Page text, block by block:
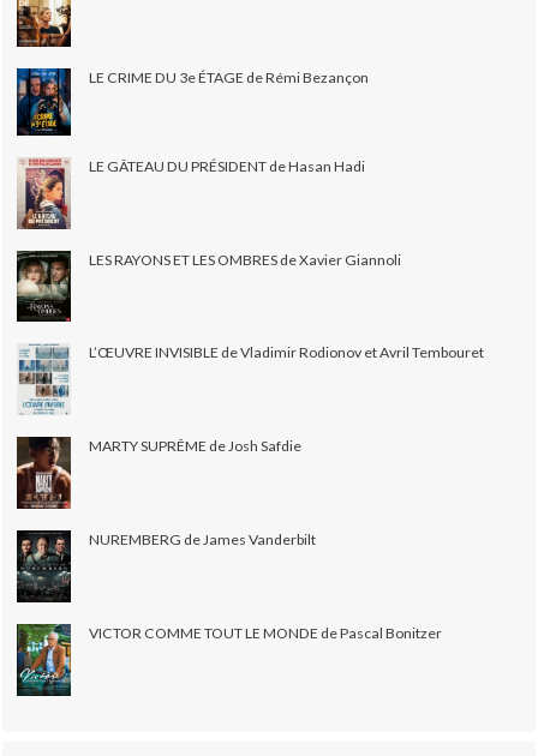
LE CRIME DU 3e ÉTAGE de Rémi Bezançon
LE GÂTEAU DU PRÉSIDENT de Hasan Hadi
LES RAYONS ET LES OMBRES de Xavier Giannoli
L’ŒUVRE INVISIBLE de Vladimir Rodionov et Avril Tembouret
MARTY SUPRÊME de Josh Safdie
NUREMBERG de James Vanderbilt
VICTOR COMME TOUT LE MONDE de Pascal Bonitzer